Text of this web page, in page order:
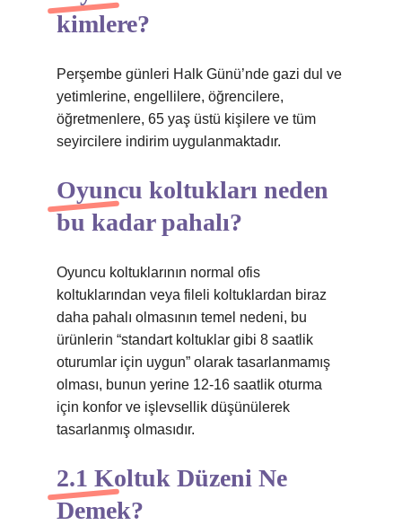
kimlere?
Perşembe günleri Halk Günü’nde gazi dul ve
yetimlerine, engellilere, öğrencilere,
öğretmenlere, 65 yaş üstü kişilere ve tüm
seyircilere indirim uygulanmaktadır.
Oyuncu koltukları neden
bu kadar pahalı?
Oyuncu koltuklarının normal ofis
koltuklarından veya fileli koltuklardan biraz
daha pahalı olmasının temel nedeni, bu
ürünlerin “standart koltuklar gibi 8 saatlik
oturumlar için uygun” olarak tasarlanmamış
olması, bunun yerine 12-16 saatlik oturma
için konfor ve işlevsellik düşünülerek
tasarlanmış olmasıdır.
2.1 Koltuk Düzeni Ne
Demek?